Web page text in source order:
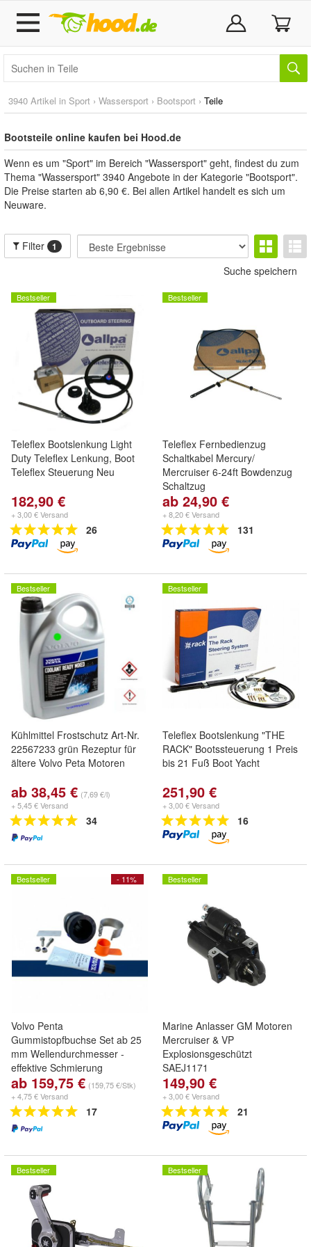
3940 Artikel in Sport › Wassersport › Bootsport › Teile
Bootsteile online kaufen bei Hood.de
Wenn es um "Sport" im Bereich "Wassersport" geht, findest du zum
Thema "Wassersport" 3940 Angebote in der Kategorie "Bootsport".
Die Preise starten ab 6,90 €. Bei allen Artikel handelt es sich um
Neuware.
Filter 1
Suche speichern
Bestseller
Teleflex Bootslenkung Light
Duty Teleflex Lenkung, Boot
Teleflex Steuerung Neu
182,90 €
+ 3,00 € Versand
26
Bestseller
Teleflex Fernbedienzug
Schaltkabel Mercury/
Mercruiser 6-24ft Bowdenzug
Schaltzug
ab 24,90 €
+ 8,20 € Versand
131
Bestseller
Kühlmittel Frostschutz Art-Nr.
22567233 grün Rezeptur für
ältere Volvo Peta Motoren
ab 38,45 € (7,69 €/l)
+ 5,45 € Versand
34
Bestseller
Teleflex Bootslenkung "THE
RACK" Bootssteuerung 1 Preis
bis 21 Fuß Boot Yacht
251,90 €
+ 3,00 € Versand
16
- 11%
Bestseller
Volvo Penta
Gummistopfbuchse Set ab 25
mm Wellendurchmesser -
effektive Schmierung
ab 159,75 € (159,75 €/Stk)
+ 4,75 € Versand
17
Bestseller
Marine Anlasser GM Motoren
Mercruiser & VP
Explosionsgeschützt
SAEJ1171
149,90 €
+ 3,00 € Versand
21
Bestseller Bestseller